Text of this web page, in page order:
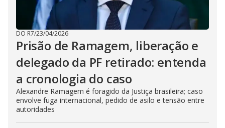
DO R7/23/04/2026
Prisão de Ramagem, liberação e
delegado da PF retirado: entenda
a cronologia do caso
Alexandre Ramagem é foragido da Justiça brasileira; caso
envolve fuga internacional, pedido de asilo e tensão entre
autoridades